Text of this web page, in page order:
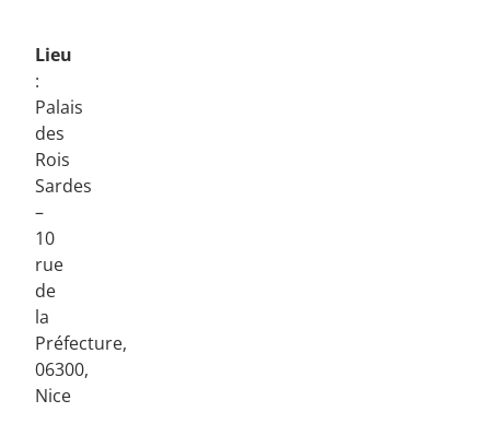
Lieu
:
Palais
des
Rois
Sardes
–
10
rue
de
la
Préfecture,
06300,
Nice